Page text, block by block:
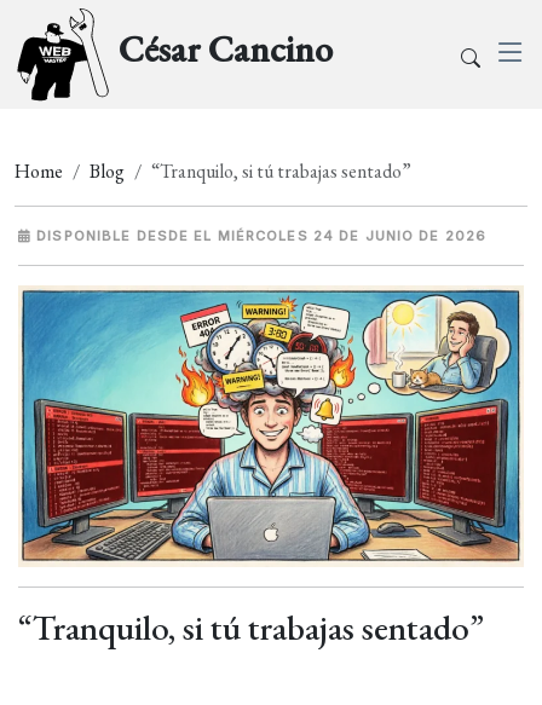
César Cancino
Home Blog “Tranquilo, si tú trabajas sentado”
DISPONIBLE DESDE EL MIÉRCOLES 24 DE JUNIO DE 2026
“Tranquilo, si tú trabajas sentado”